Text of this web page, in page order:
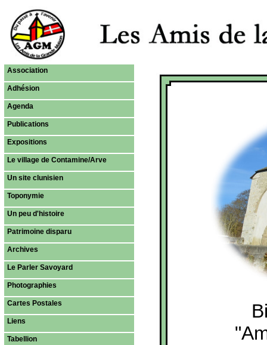
Association
Adhésion
Agenda
Publications
Expositions
Le village de Contamine/Arve
Un site clunisien
Toponymie
Un peu d'histoire
Patrimoine disparu
Archives
Le Parler Savoyard
Photographies
Cartes Postales
Liens
Tabellion